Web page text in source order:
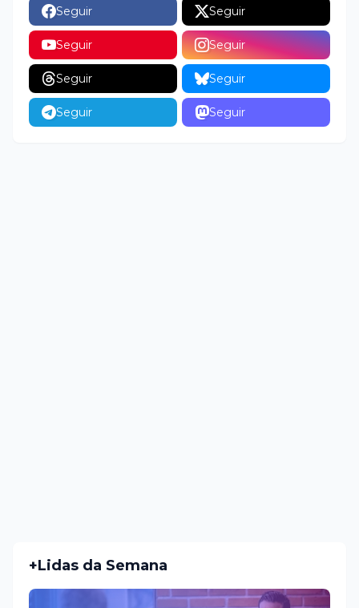
Seguir Seguir
Seguir Seguir
Seguir Seguir
Seguir Seguir
+Lidas da Semana